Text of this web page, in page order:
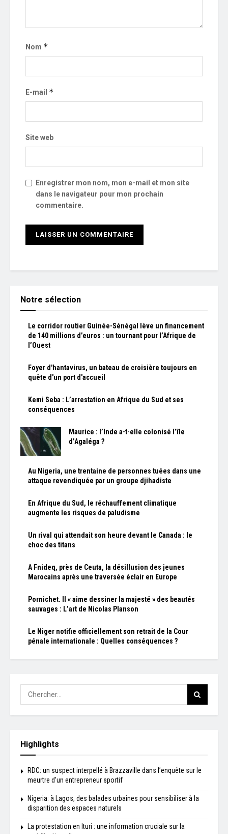
Nom *
E-mail *
Site web
Enregistrer mon nom, mon e-mail et mon site
dans le navigateur pour mon prochain
commentaire.
Notre sélection
Le corridor routier Guinée-Sénégal lève un financement
de 140 millions d’euros : un tournant pour l’Afrique de
l’Ouest
Foyer d'hantavirus, un bateau de croisière toujours en
quête d'un port d'accueil
Kemi Seba : L’arrestation en Afrique du Sud et ses
conséquences
Maurice : l’Inde a-t-elle colonisé l’île
d’Agaléga ?
Au Nigeria, une trentaine de personnes tuées dans une
attaque revendiquée par un groupe djihadiste
En Afrique du Sud, le réchauffement climatique
augmente les risques de paludisme
Un rival qui attendait son heure devant le Canada : le
choc des titans
A Fnideq, près de Ceuta, la désillusion des jeunes
Marocains après une traversée éclair en Europe
Pornichet. Il « aime dessiner la majesté » des beautés
sauvages : L’art de Nicolas Planson
Le Niger notifie officiellement son retrait de la Cour
pénale internationale : Quelles conséquences ?
Highlights
RDC: un suspect interpellé à Brazzaville dans l’enquête sur le
meurtre d'un entrepreneur sportif
Nigeria: à Lagos, des balades urbaines pour sensibiliser à la
disparition des espaces naturels
La protestation en Ituri : une information cruciale sur la